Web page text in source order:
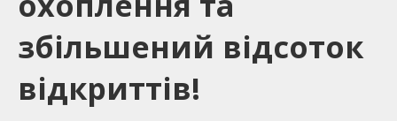
збільшений відсоток
відкриттів!